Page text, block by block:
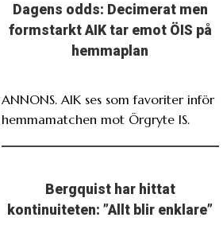
Dagens odds: Decimerat men
formstarkt AIK tar emot ÖIS på
hemmaplan
ANNONS. AIK ses som favoriter inför
hemmamatchen mot Örgryte IS.
Bergquist har hittat
kontinuiteten: ”Allt blir enklare”